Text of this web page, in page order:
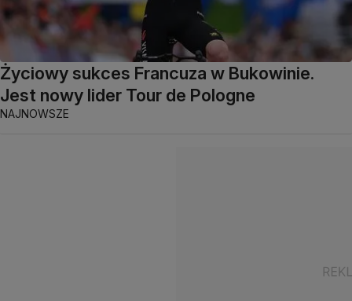
Życiowy sukces Francuza w Bukowinie.
Jest nowy lider Tour de Pologne
NAJNOWSZE